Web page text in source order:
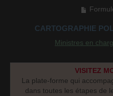
CARTOGRAPHIE
Ministres en
VISITEZ
La plate-forme qui
dans toutes les étapes de